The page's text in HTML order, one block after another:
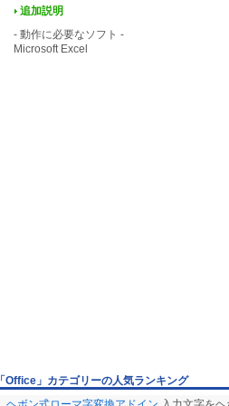
追加説明
- 動作に必要なソフト -
Microsoft Excel
「Office」カテゴリーの人気ランキング